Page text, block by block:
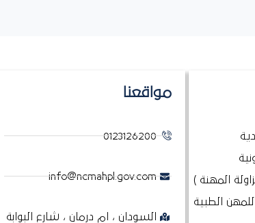
المهنة )
الطبية
مواقعنا
0123126200
info@ncmahpl.gov.com
السودان ، ام درمان ، شارع البوابة